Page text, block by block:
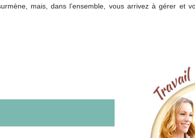
mais, dans l’ensemble, vous arrivez à gérer et